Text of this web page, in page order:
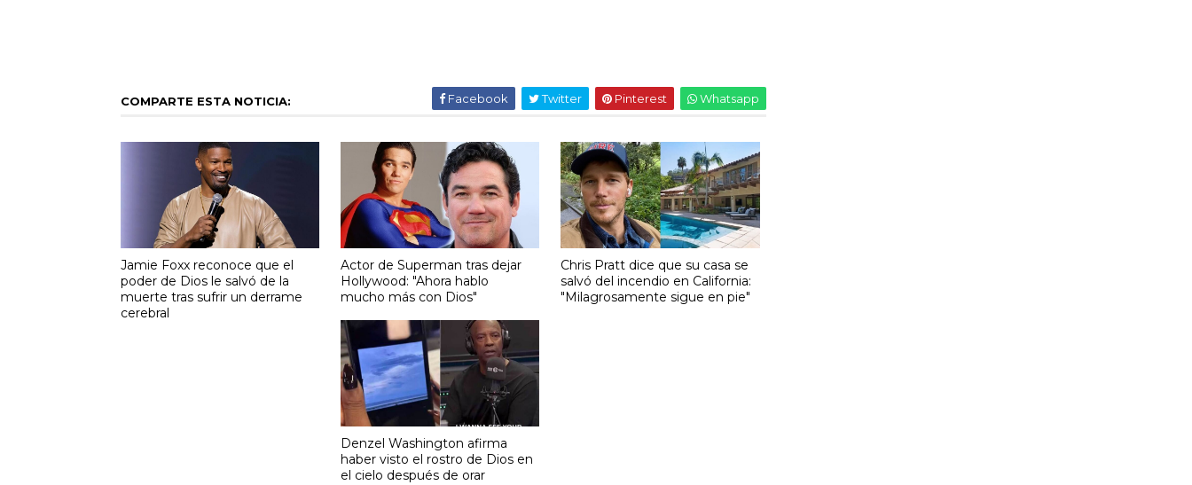
COMPARTE ESTA NOTICIA: Facebook Twitter Pinterest Whatsapp
Jamie Foxx reconoce que el
poder de Dios le salvó de la
muerte tras sufrir un derrame
cerebral
Actor de Superman tras dejar
Hollywood: "Ahora hablo
mucho más con Dios"
Chris Pratt dice que su casa se
salvó del incendio en California:
"Milagrosamente sigue en pie"
Denzel Washington afirma
haber visto el rostro de Dios en
el cielo después de orar